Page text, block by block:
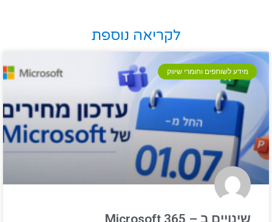
לקריאה נוספת
מידע לשותפים וחומרי שיווק
שינויים ב – Microsoft 365